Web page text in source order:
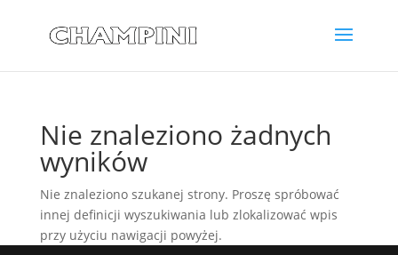
Nie znaleziono żadnych
wyników
Nie znaleziono szukanej strony. Proszę spróbować
innej definicji wyszukiwania lub zlokalizować wpis
przy użyciu nawigacji powyżej.